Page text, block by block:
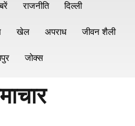
राजनीति दिल्ली
खेल अपराध जीवन शैली
जोक्स